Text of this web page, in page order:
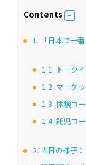
Contents
1. 「日本で一
1.1. トーク
1.2. マーケ
1.3. 体験コ
1.4. 託児コ
2. 当日の様子